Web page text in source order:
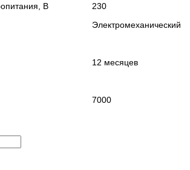
В
230
Электромеханический
12 месяцев
7000